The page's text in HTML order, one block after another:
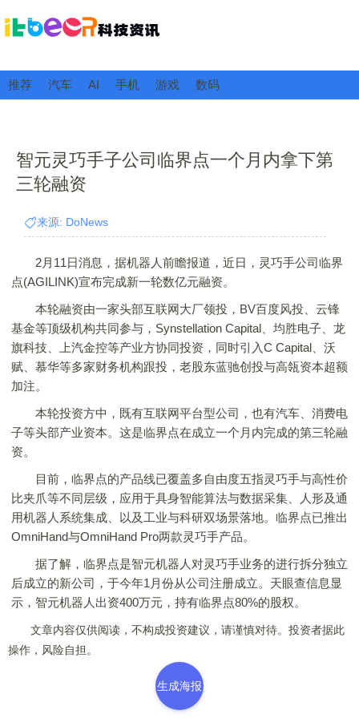
推荐 汽车 AI 手机 游戏 数码
智元灵巧手子公司临界点一个月内拿下第
三轮融资
来源: DoNews
2月11日消息，据机器人前瞻报道，近日，灵巧手公司临界
点(AGILINK)宣布完成新一轮数亿元融资。
本轮融资由一家头部互联网大厂领投，BV百度风投、云锋
基金等顶级机构共同参与，Synstellation Capital、均胜电子、龙
旗科技、上汽金控等产业方协同投资，同时引入C Capital、沃
赋、慕华等多家财务机构跟投，老股东蓝驰创投与高瓴资本超额
加注。
本轮投资方中，既有互联网平台型公司，也有汽车、消费电
子等头部产业资本。这是临界点在成立一个月内完成的第三轮融
资。
目前，临界点的产品线已覆盖多自由度五指灵巧手与高性价
比夹爪等不同层级，应用于具身智能算法与数据采集、人形及通
用机器人系统集成、以及工业与科研双场景落地。临界点已推出
OmniHand与OmniHand Pro两款灵巧手产品。
据了解，临界点是智元机器人对灵巧手业务的进行拆分独立
后成立的新公司，于今年1月份从公司注册成立。天眼查信息显
示，智元机器人出资400万元，持有临界点80%的股权。
文章内容仅供阅读，不构成投资建议，请谨慎对待。投资者据此
操作，风险自担。
生成海报